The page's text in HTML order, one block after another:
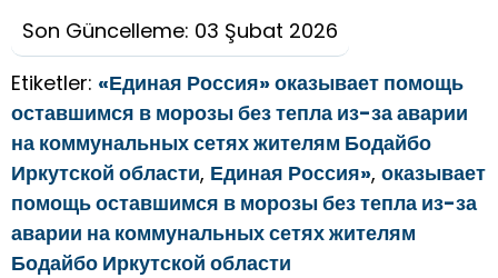
Son Güncelleme: 03 Şubat 2026
Etiketler: «Единая Россия» оказывает помощь
оставшимся в морозы без тепла из-за аварии
на коммунальных сетях жителям Бодайбо
Иркутской области, Единая Россия», оказывает
помощь оставшимся в морозы без тепла из-за
аварии на коммунальных сетях жителям
Бодайбо Иркутской области